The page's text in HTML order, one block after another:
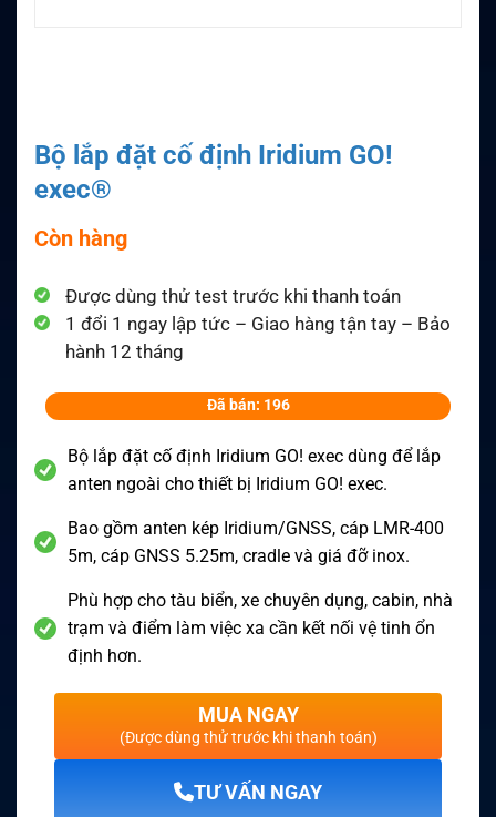
Bộ lắp đặt cố định Iridium GO!
exec®
Còn hàng
Được dùng thử test trước khi thanh toán
1 đổi 1 ngay lập tức – Giao hàng tận tay – Bảo
hành 12 tháng
Đã bán: 196
Bộ lắp đặt cố định Iridium GO! exec dùng để lắp
anten ngoài cho thiết bị Iridium GO! exec.
Bao gồm anten kép Iridium/GNSS, cáp LMR-400
5m, cáp GNSS 5.25m, cradle và giá đỡ inox.
Phù hợp cho tàu biển, xe chuyên dụng, cabin, nhà
trạm và điểm làm việc xa cần kết nối vệ tinh ổn
định hơn.
MUA NGAY
(Được dùng thử trước khi thanh toán)
TƯ VẤN NGAY